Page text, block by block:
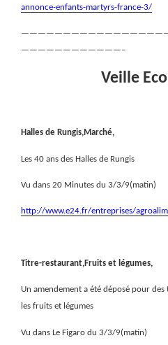
annonce-enfants-martyrs-france-3/
————————————–
Veille
Halles de Rungis,Marché,
Les 40 ans des Halles de Rungis
Vu dans 20 Minutes du 3/3/9(matin)
http://www.e24.fr/entreprises/
Titre-restaurant,Fruits et légumes,
Un amendement a été déposé pour
les fruits et légumes
Vu dans Le Figaro du 3/3/9(matin)